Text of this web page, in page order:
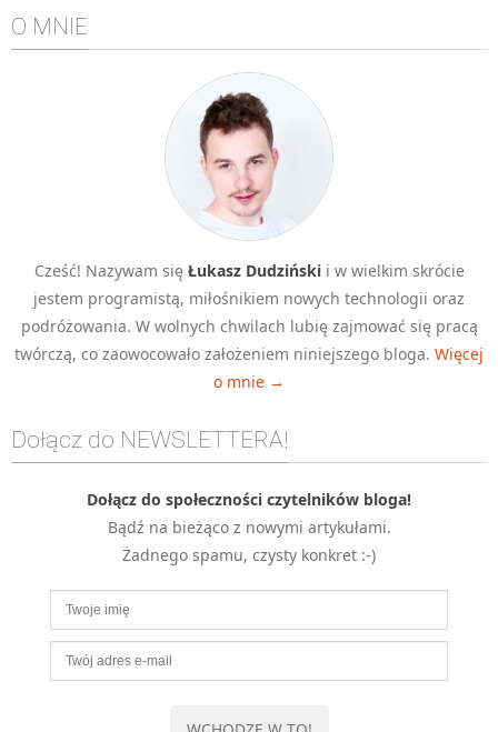
C++
Elementarz Java
Pascal
WEB
.htaccess
HTML 5
CSS 3
JavaScript
Django
PHP
MOBILE
Android
KONTROLA WERSJI
Git
BAZY
SIECI
O MNIE
Cześć! Nazywam się Łukasz Dudzińskii w wielkim skrócie
jestem programistą, miłośnikiem nowych technologii oraz
podróżowania. W wolnych chwilach lubię zajmować się pracą
twórczą, co zaowocowało założeniem niniejszego bloga. Więcej
o mnie →
Dołącz do NEWSLETTERA!
Dołącz do społeczności czytelników bloga!
Bądź na bieżąco z nowymi artykułami.
Żadnego spamu, czysty konkret :-)